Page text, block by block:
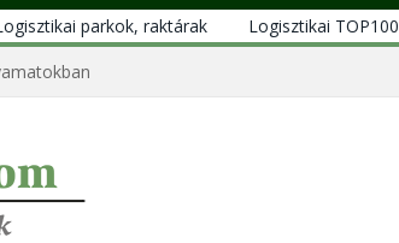
parkok, raktárak Logisztikai TOP100